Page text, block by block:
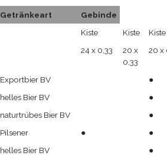
Getränkeart
Gebinde
Kiste
Kiste
Kiste
24 x 0,33
20 x
0,33
20 x
Exportbier BV
●
helles Bier BV
●
naturtrübes Bier BV
●
Pilsener ●
●
helles Bier BV
●